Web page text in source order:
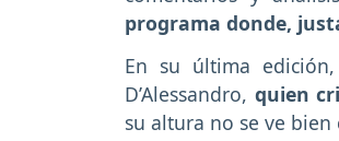
programa donde,
En su última
D’Alessandro, quien
su altura no se ve